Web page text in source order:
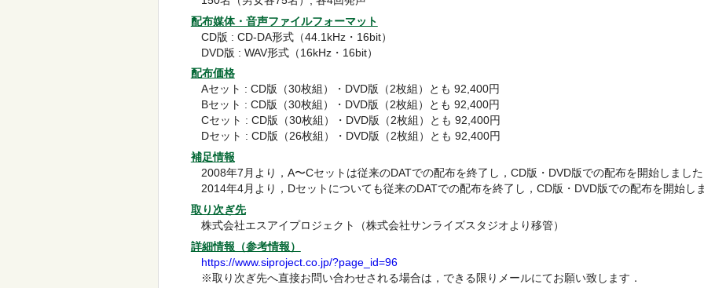
配布媒体・音声ファイルフォーマット
CD版 : CD-DA形式（44.1kHz・16bit）
DVD版 : WAV形式（16kHz・16bit）
配布価格
Aセット : CD版（30枚組）・DVD版（2枚組）とも 92,400円
Bセット : CD版（30枚組）・DVD版（2枚組）とも 92,400円
Cセット : CD版（30枚組）・DVD版（2枚組）とも 92,400円
Dセット : CD版（26枚組）・DVD版（2枚組）とも 92,400円
補足情報
2008年7月より，A〜Cセットは従来のDATでの配布を終了し，CD版・DVD版での配布を開始しました
2014年4月より，Dセットについても従来のDATでの配布を終了し，CD版・DVD版での配布を開始し
取り次ぎ先
株式会社エスアイプロジェクト（株式会社サンライズスタジオより移管）
詳細情報（参考情報）
https://www.siproject.co.jp/?page_id=96
※取り次ぎ先へ直接お問い合わせされる場合は，できる限りメールにてお願い致します．